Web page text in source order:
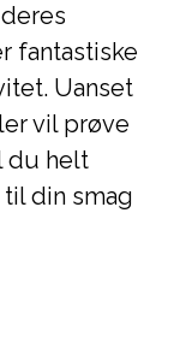
fantastiske
Uanset
vil prøve
du helt
din smag